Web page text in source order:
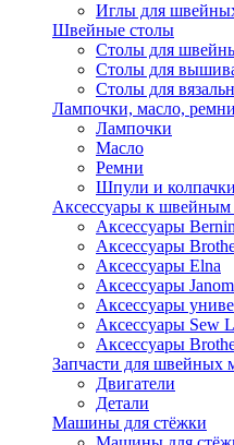
Иглы для
Швейные столы
Столы для
Столы для
Столы для
Лампочки, масло,
Лампочки
Масло
Ремни
Шпули и колпачки
Аксессуары к
Аксессуары
Аксессуары
Аксессуары Elna
Аксессуары
Аксессуары
Аксессуары Sew
Аксессуары
Запчасти для швейных
Двигатели
Детали
Машины для стёжки